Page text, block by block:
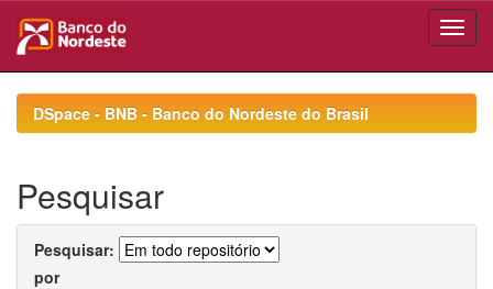
navigationDSpace - BNB - Banco do Nordeste do Brasil
Pesquisar
Pesquisar:
por